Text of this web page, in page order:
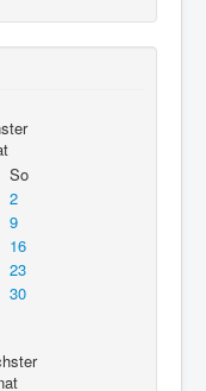
So
2
9
16
23
30